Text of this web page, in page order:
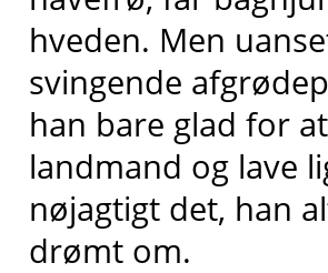
hveden. Men
svingende
han bare glad for
landmand og lave
nøjagtigt det, han
drømt om.